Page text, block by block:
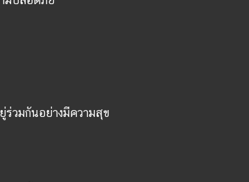
วมกันอย่างมีความสุข